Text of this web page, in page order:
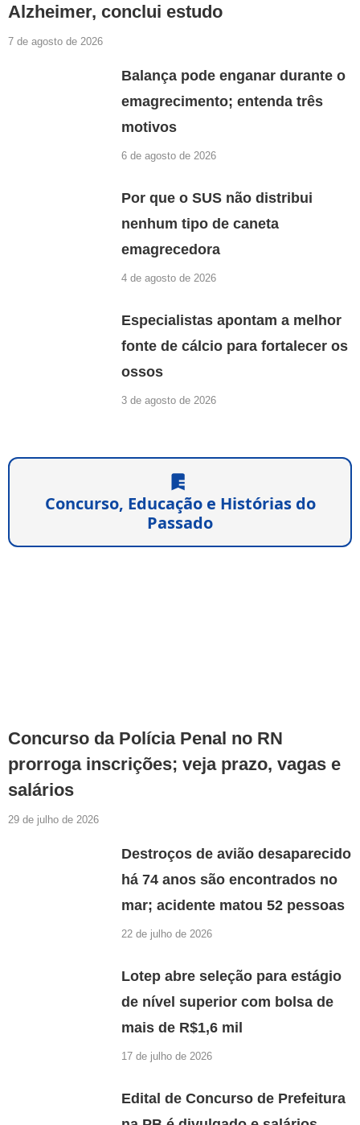
Alzheimer, conclui estudo
7 de agosto de 2026
Balança pode enganar durante o
emagrecimento; entenda três
motivos
6 de agosto de 2026
Por que o SUS não distribui
nenhum tipo de caneta
emagrecedora
4 de agosto de 2026
Especialistas apontam a melhor
fonte de cálcio para fortalecer os
ossos
3 de agosto de 2026
Concurso, Educação e Histórias do
Passado
Concurso da Polícia Penal no RN
prorroga inscrições; veja prazo, vagas e
salários
29 de julho de 2026
Destroços de avião desaparecido
há 74 anos são encontrados no
mar; acidente matou 52 pessoas
22 de julho de 2026
Lotep abre seleção para estágio
de nível superior com bolsa de
mais de R$1,6 mil
17 de julho de 2026
Edital de Concurso de Prefeitura